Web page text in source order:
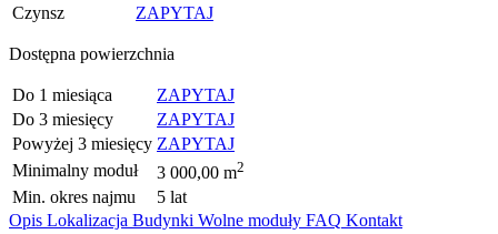
Czynsz ZAPYTAJ
Dostępna powierzchnia
Do 1 miesiąca
ZAPYTAJ
Do 3 miesięcy
ZAPYTAJ
Powyżej 3 miesięcy ZAPYTAJ
Minimalny moduł
3 000,00 m2
Min. okres najmu
5 lat
Opis Lokalizacja Budynki Wolne moduły FAQ Kontakt